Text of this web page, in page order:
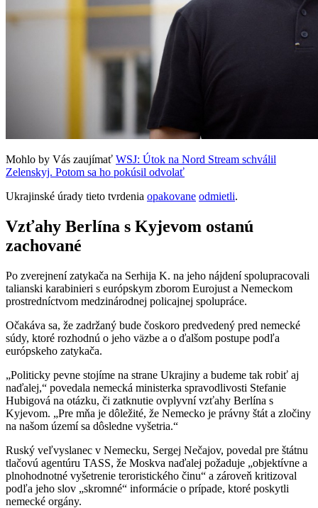
Mohlo by Vás zaujímať WSJ: Útok na Nord Stream schválil
Zelenskyj. Potom sa ho pokúsil odvolať
Ukrajinské úrady tieto tvrdenia opakovane odmietli.
Vzťahy Berlína s Kyjevom ostanú
zachované
Po zverejnení zatykača na Serhija K. na jeho nájdení spolupracovali
talianski karabinieri s európskym zborom Eurojust a Nemeckom
prostredníctvom medzinárodnej policajnej spolupráce.
Očakáva sa, že zadržaný bude čoskoro predvedený pred nemecké
súdy, ktoré rozhodnú o jeho väzbe a o ďalšom postupe podľa
európskeho zatykača.
„Politicky pevne stojíme na strane Ukrajiny a budeme tak robiť aj
naďalej,“ povedala nemecká ministerka spravodlivosti Stefanie
Hubigová na otázku, či zatknutie ovplyvní vzťahy Berlína s
Kyjevom. „Pre mňa je dôležité, že Nemecko je právny štát a zločiny
na našom území sa dôsledne vyšetria.“
Ruský veľvyslanec v Nemecku, Sergej Nečajov, povedal pre štátnu
tlačovú agentúru TASS, že Moskva naďalej požaduje „objektívne a
plnohodnotné vyšetrenie teroristického činu“ a zároveň kritizoval
podľa jeho slov „skromné“ informácie o prípade, ktoré poskytli
nemecké orgány.